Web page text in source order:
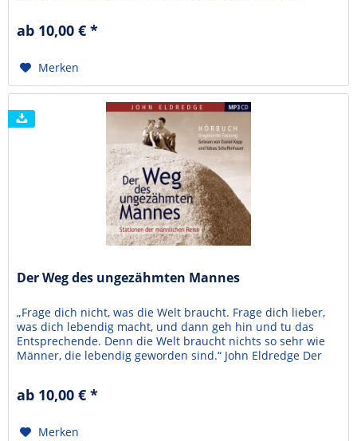
darstellt, ebenso von der Mentalität des verklemmten...
ab 10,00 € *
Merken
Der Weg des ungezähmten Mannes
„Frage dich nicht, was die Welt braucht. Frage dich lieber,
was dich lebendig macht, und dann geh hin und tu das
Entsprechende. Denn die Welt braucht nichts so sehr wie
Männer, die lebendig geworden sind.“ John Eldredge Der
Softiewelle. Dieses Buch zeigt den Weg. Wie wird ein Mann
ab 10,00 € *
Merken